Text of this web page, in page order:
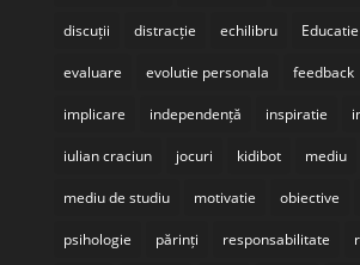
discuții distracție echilibru Educatie
evaluare evolutie personala feedback
implicare independență inspiratie
iulian craciun jocuri kidibot mediu
mediu de studiu motivatie obiective
psihologie părinți responsabilitate